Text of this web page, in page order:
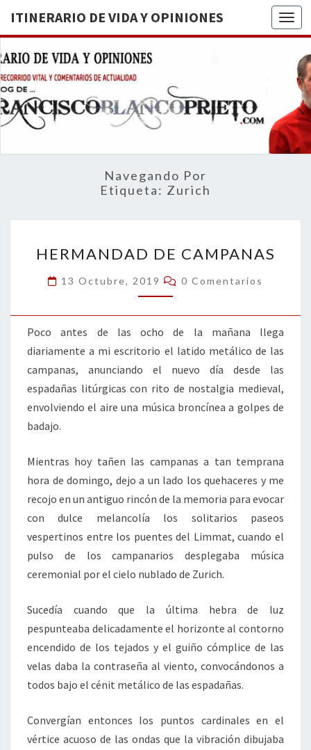
ITINERARIO DE VIDA Y OPINIONES
DE
BREVE
RECORRIDO
VITAL Y
ACTUALIDAD
Navegando Por
Etiqueta: Zurich
DE
CAMPANAS
HERMANDAD DE CAMPANAS
13 Octubre, 2019 Comentarios
0 Comentarios
Poco antes de las ocho de la mañana llega
diariamente a mi escritorio el latido metálico de las
campanas, anunciando el nuevo día desde las
espadañas litúrgicas con rito de nostalgia medieval,
envolviendo el aire una música broncínea a golpes de
badajo.
Mientras hoy tañen las campanas a tan temprana
hora de domingo, dejo a un lado los quehaceres y me
recojo en un antiguo rincón de la memoria para evocar
con dulce melancolía los solitarios paseos
vespertinos entre los puentes del Limmat, cuando el
pulso de los campanarios desplegaba música
ceremonial por el cielo nublado de Zurich.
Sucedía cuando que la última hebra de luz
pespunteaba delicadamente el horizonte al contorno
encendido de los tejados y el guiño cómplice de las
velas daba la contraseña al viento, convocándonos a
todos bajo el cénit metálico de las espadañas.
Convergían entonces los puntos cardinales en el
vértice acuoso de las ondas que la vibración dibujaba